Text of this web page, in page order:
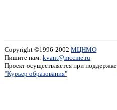
Copyright ©1996-2002 МЦНМО
Пишите нам: kvant@mccme.ru
Проект осуществляется при поддержке
"Курьер образования"